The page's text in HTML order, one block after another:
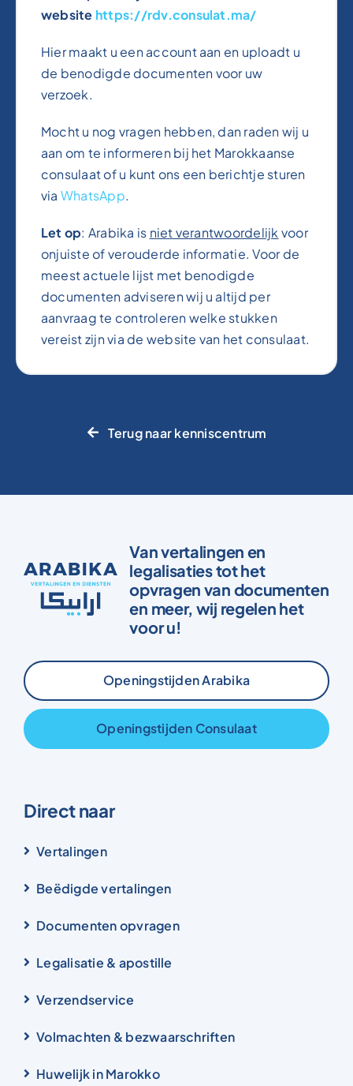
website https://rdv.consulat.ma/
Hier maakt u een account aan en uploadt u
de benodigde documenten voor uw
verzoek.
Mocht u nog vragen hebben, dan raden wij u
aan om te informeren bij het Marokkaanse
consulaat of u kunt ons een berichtje sturen
via WhatsApp.
Let op: Arabika is niet verantwoordelijk voor
onjuiste of verouderde informatie. Voor de
meest actuele lijst met benodigde
documenten adviseren wij u altijd per
aanvraag te controleren welke stukken
vereist zijn via de website van het consulaat.
Terug naar kenniscentrum
Van vertalingen en
legalisaties tot het
opvragen van documenten
en meer, wij regelen het
voor u!
Openingstijden Arabika
Openingstijden Consulaat
Direct naar
Vertalingen
Beëdigde vertalingen
Documenten opvragen
Legalisatie & apostille
Verzendservice
Volmachten & bezwaarschriften
Huwelijk in Marokko